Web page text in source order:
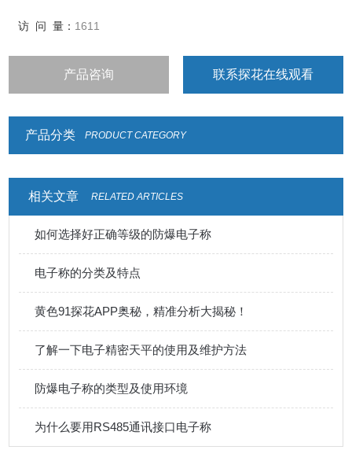
访 问 量： 1611
产品咨询 联系探花在线观看
产品分类 PRODUCT CATEGORY
相关文章 RELATED ARTICLES
如何选择好正确等级的防爆电子称
电子称的分类及特点
黄色91探花APP奥秘，精准分析大揭秘！
了解一下电子精密天平的使用及维护方法
防爆电子称的类型及使用环境
为什么要用RS485通讯接口电子称